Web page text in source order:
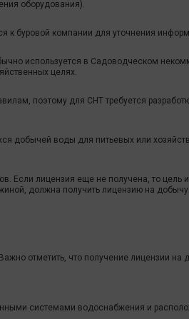
оборудования).
к буровой компании для уточнения
используется в Садоводческом
целях.
поэтому для СНТ требуется
добычей воды для питьевых или
Если лицензия еще не получена, то
должна получить лицензию на
отметить, что получение лицензии
системами водоснабжения и